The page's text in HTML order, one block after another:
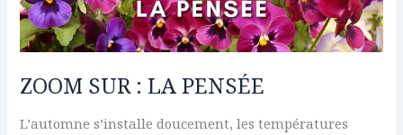
ZOOM SUR : LA PENSÉE
L’automne s’installe doucement, les températures
LA
PENSÉE